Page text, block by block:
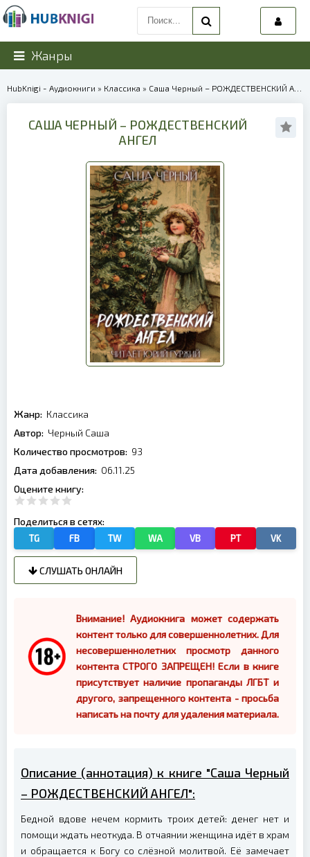
Жанры
HubKnigi - Аудиокниги » Классика » Саша Черный – РОЖДЕСТВЕНСКИЙ АНГЕЛ | 38540
САША ЧЕРНЫЙ – РОЖДЕСТВЕНСКИЙ
АНГЕЛ
Жанр: Классика
Автор: Черный Саша
Количество просмотров: 93
Дата добавления: 06.11.25
Оцените книгу:
Поделиться в сетях:
TG FB TW WA VB PT VK
СЛУШАТЬ ОНЛАЙН
Внимание! Аудиокнига может содержать
контент только для совершеннолетних. Для
несовершеннолетних просмотр данного
контента СТРОГО ЗАПРЕЩЕН! Если в книге
присутствует наличие пропаганды ЛГБТ и
другого, запрещенного контента - просьба
написать на почту для удаления материала.
Описание (аннотация) к книге "Саша Черный
– РОЖДЕСТВЕНСКИЙ АНГЕЛ":
Бедной вдове нечем кормить троих детей: денег нет и
помощи ждать неоткуда. В отчаянии женщина идёт в храм
и обращается к Богу со слёзной молитвой. Её замечает